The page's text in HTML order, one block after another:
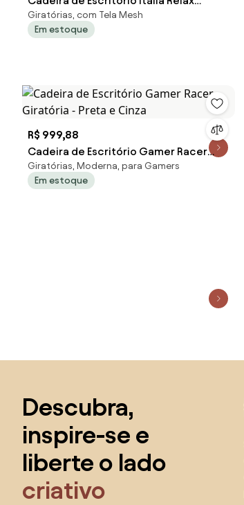
Giratória - Preta
Giratórias, com Tela Mesh
Em estoque
R$ 999,88
Cadeira de Escritório Gamer Racer
Giratória - Preta e Cinza
Giratórias, Moderna, para Gamers
Em estoque
Descubra,
inspire-se e
liberte o lado
criativo